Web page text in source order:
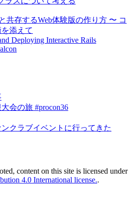
共存するWeb体験版の作り方 〜 コ
添えて
Deploying Interactive Rails
会の旅 #procon36
クラブイベントに行ってきた
content on this site is licensed under
4.0 International license..